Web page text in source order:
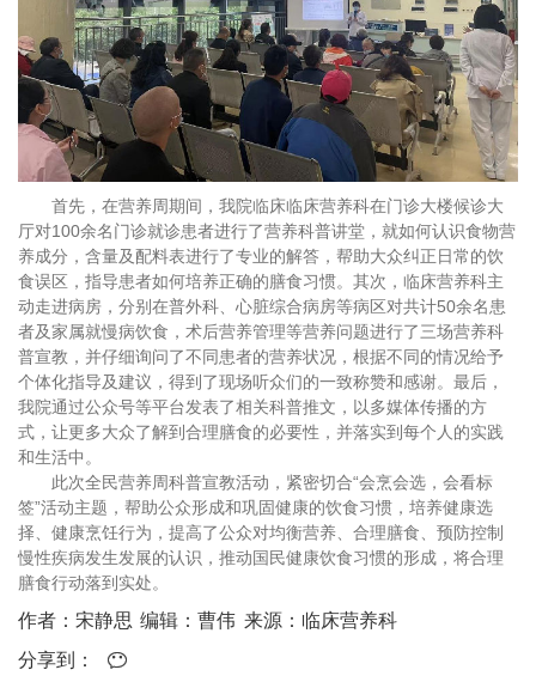
首先，在营养周期间，我院临床临床营养科在门诊大楼候诊大
厅对100余名门诊就诊患者进行了营养科普讲堂，就如何认识食物营
养成分，含量及配料表进行了专业的解答，帮助大众纠正日常的饮
食误区，指导患者如何培养正确的膳食习惯。其次，临床营养科主
动走进病房，分别在普外科、心脏综合病房等病区对共计50余名患
者及家属就慢病饮食，术后营养管理等营养问题进行了三场营养科
普宣教，并仔细询问了不同患者的营养状况，根据不同的情况给予
个体化指导及建议，得到了现场听众们的一致称赞和感谢。最后，
我院通过公众号等平台发表了相关科普推文，以多媒体传播的方
式，让更多大众了解到合理膳食的必要性，并落实到每个人的实践
和生活中。
此次全民营养周科普宣教活动，紧密切合“会烹会选，会看标
签”活动主题，帮助公众形成和巩固健康的饮食习惯，培养健康选
择、健康烹饪行为，提高了公众对均衡营养、合理膳食、预防控制
慢性疾病发生发展的认识，推动国民健康饮食习惯的形成，将合理
膳食行动落到实处。
作者：宋静思 编辑：曹伟 来源：临床营养科
分享到：